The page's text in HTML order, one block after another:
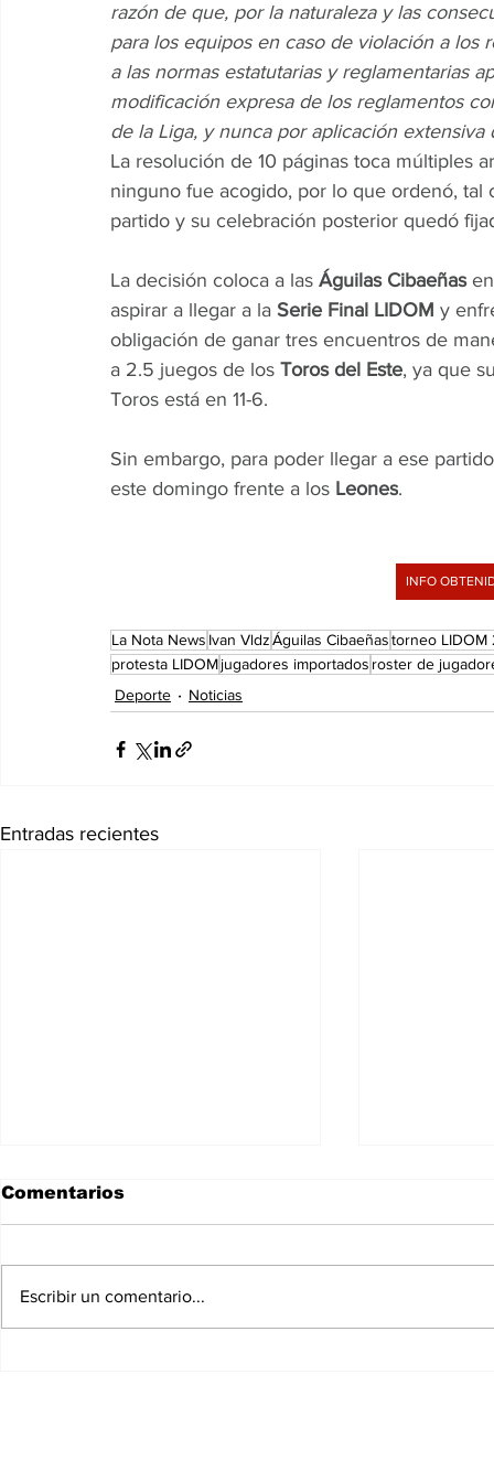
razón de que, por la naturaleza y las
para los equipos en caso de violación a
a las normas estatutarias y reglamentarias
modificación expresa de los reglamentos
de la Liga, y nunca por aplicación
La resolución de 10 páginas toca múltiples
ninguno fue acogido, por lo que ordenó,
partido y su celebración posterior quedó
La decisión coloca a las Águilas Cibaeñas
aspirar a llegar a la Serie Final LIDOM y
obligación de ganar tres encuentros de
a 2.5 juegos de los Toros del Este, ya que
Toros está en 11-6.
Sin embargo, para poder llegar a ese
este domingo frente a los Leones.
INFO
La Nota News Ivan VldzÁguilas Cibaeñastorneo
protesta LIDOMjugadores importados roster de
Deporte
Noticias
Entradas recientes
Comentarios
Escribir un comentario...